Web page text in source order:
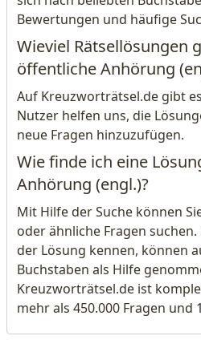
Bewertungen und häufige
Wieviel Rätsellösungen
öffentliche Anhörung
Auf Kreuzworträtsel.de gibt es
Nutzer helfen uns, die
neue Fragen hinzuzufügen.
Wie finde ich eine
Anhörung (engl.)?
Mit Hilfe der Suche können
oder ähnliche Fragen
der Lösung kennen, können
Buchstaben als Hilfe
Kreuzworträtsel.de ist
mehr als 450.000 Fragen und